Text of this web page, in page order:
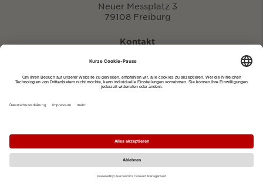
Neuer Messplatz 3
79108 Freiburg
Kontakt
eventportal@fwtm.de
Impressum